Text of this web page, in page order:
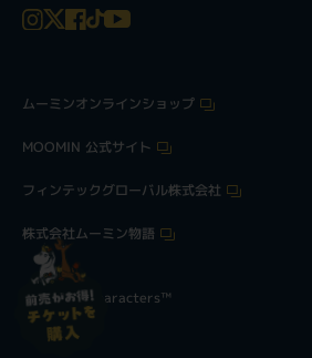
ムーミンオンラインショップ
MOOMIN 公式サイト
フィンテックグローバル株式会社
株式会社ムーミン物語
©Moomin Characters™